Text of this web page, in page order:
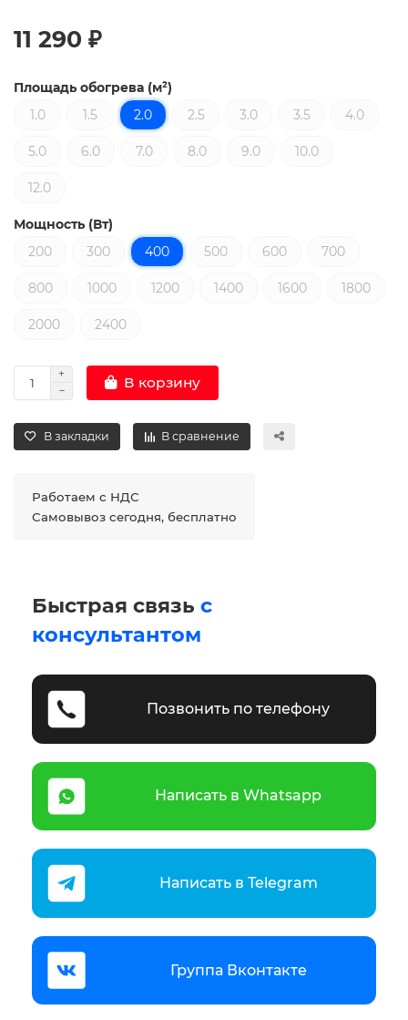
11 290 ₽
Площадь обогрева (м²)
1.0
1.5 2.0 2.5 3.0 3.5 4.0
5.0 6.0 7.0 8.0 9.0 10.0
12.0
Мощность (Вт)
200
300 400 500 600 700
800 1000 1200 1400 1600 1800
2000 2400
В корзину
В закладки В сравнение
Работаем с НДС
Самовывоз сегодня, бесплатно
Быстрая связь с
консультантом
Позвонить по телефону
Написать в Whatsapp
Написать в Telegram
Группа Вконтакте